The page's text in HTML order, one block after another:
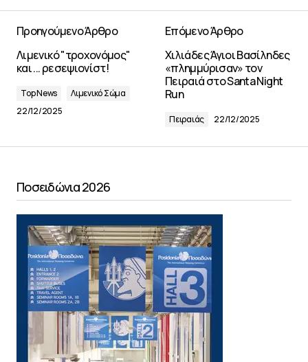
Προηγούμενο Άρθρο
Λιμενικό "τροχονόμος"
και ... ρεσεψιονίστ!
Top News
Λιμενικό Σώμα
22/12/2025
Επόμενο Άρθρο
Χιλιάδες Άγιοι Βασίληδες
«πλημμύρισαν» τον
Πειραιά στο Santa Night
Run
Πειραιάς 22/12/2025
Ποσειδώνια 2026